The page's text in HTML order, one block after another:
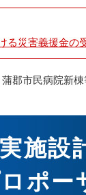
る災害義援金の
蒲郡市民病院新
施設
ポー